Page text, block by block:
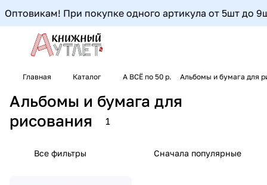
Оптовикам! При покупке одного артикула от 5шт до
Главная Каталог А ВСЁ по 50 р. Альбомы и бумага для
Альбомы и бумага для
рисования
1
Все фильтры Сначала популярные